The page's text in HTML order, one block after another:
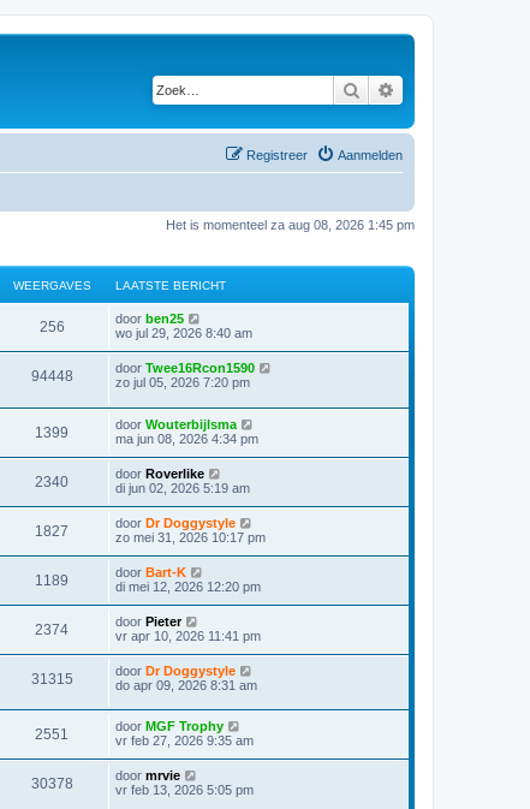
Zoek
Aanmelden
Registreer
Het is momenteel za aug 08, 2026 1:45 pm
WEERGAVES LAATSTE BERICHT
256 door ben25
wo jul 29, 2026 8:40 am
94448 door Twee16Rcon1590
zo jul 05, 2026 7:20 pm
1399 door Wouterbijlsma
ma jun 08, 2026 4:34 pm
2340 door Roverlike
di jun 02, 2026 5:19 am
1827 door Dr Doggystyle
zo mei 31, 2026 10:17 pm
1189 door Bart-K
di mei 12, 2026 12:20 pm
2374 door Pieter
vr apr 10, 2026 11:41 pm
31315 door Dr Doggystyle
do apr 09, 2026 8:31 am
2551 door MGF Trophy
vr feb 27, 2026 9:35 am
30378 door mrvie
vr feb 13, 2026 5:05 pm